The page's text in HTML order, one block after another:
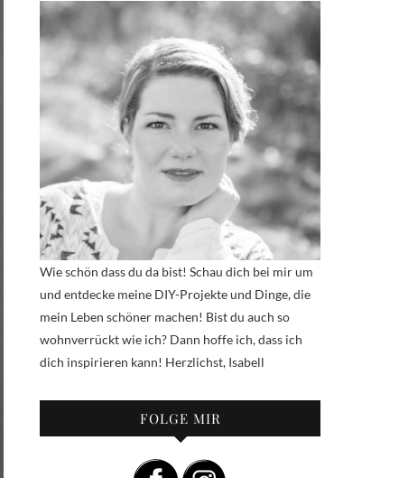
Wie schön dass du da bist! Schau dich bei mir um
und entdecke meine DIY-Projekte und Dinge, die
mein Leben schöner machen! Bist du auch so
wohnverrückt wie ich? Dann hoffe ich, dass ich
dich inspirieren kann! Herzlichst, Isabell
FOLGE MIR